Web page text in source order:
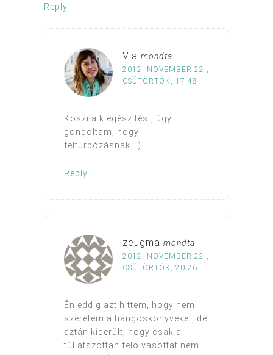
Reply
Via mondta
2012. NOVEMBER 22.,
CSÜTÖRTÖK, 17:48
Köszi a kiegészítést, úgy
gondoltam, hogy
felturbózásnak. :)
Reply
zeugma mondta
2012. NOVEMBER 22.,
CSÜTÖRTÖK, 20:26
Én eddig azt hittem, hogy nem
szeretem a hangoskönyveket, de
aztán kiderült, hogy csak a
túljátszottan felolvasottat nem